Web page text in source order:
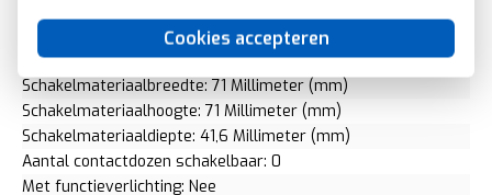
Cookies accepteren
Geschikt voor beschermingsgraad (IP): IP20
Fase-aftakking: Geen
Schakelmateriaalbreedte: 71 Millimeter (mm)
Schakelmateriaalhoogte: 71 Millimeter (mm)
Schakelmateriaaldiepte: 41,6 Millimeter (mm)
Aantal contactdozen schakelbaar: 0
Met functieverlichting: Nee